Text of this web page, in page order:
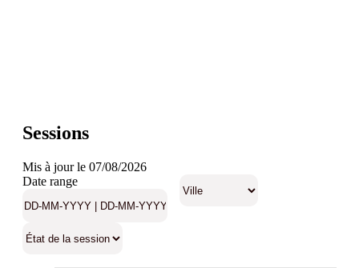
Sessions
Mis à jour le 07/08/2026
Date range